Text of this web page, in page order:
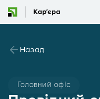
Назад
Головний офіс